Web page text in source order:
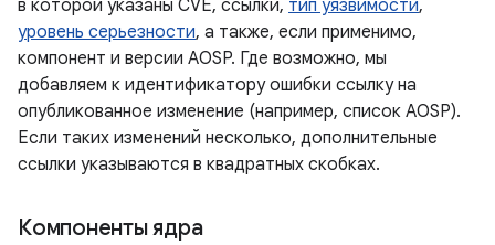
в которой указаны CVE, ссылки, тип уязвимости,
уровень серьезности, а также, если применимо,
компонент и версии AOSP. Где возможно, мы
добавляем к идентификатору ошибки ссылку на
опубликованное изменение (например, список AOSP).
Если таких изменений несколько, дополнительные
ссылки указываются в квадратных скобках.
Компоненты ядра